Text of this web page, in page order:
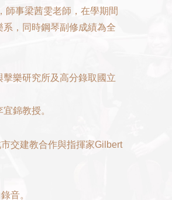
師事梁茜雯老師，在學期間
，同時鋼琴副修成績為全
樂研究所及高分錄取國立
錦教授。
交建教合作與指揮家Gilbert
音。